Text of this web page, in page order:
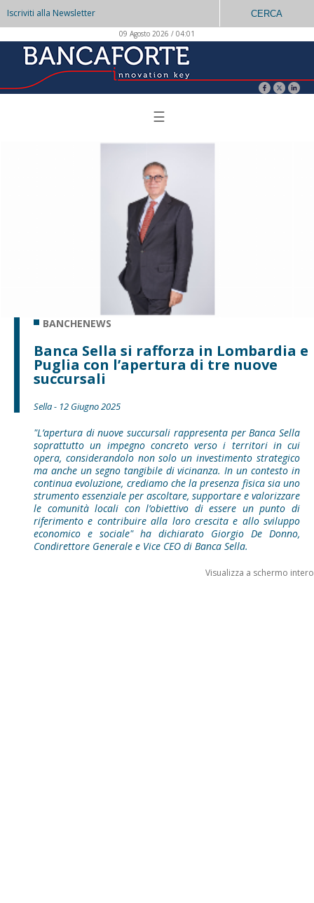
Iscriviti alla Newsletter CERCA
09 Agosto 2026 / 04:01
☰
BANCHENEWS
Banca Sella si rafforza in Lombardia e
Puglia con l’apertura di tre nuove
succursali
Sella - 12 Giugno 2025
"L’apertura di nuove succursali rappresenta per Banca Sella
soprattutto un impegno concreto verso i territori in cui
opera, considerandolo non solo un investimento strategico
ma anche un segno tangibile di vicinanza. In un contesto in
continua evoluzione, crediamo che la presenza fisica sia uno
strumento essenziale per ascoltare, supportare e valorizzare
le comunità locali con l’obiettivo di essere un punto di
riferimento e contribuire alla loro crescita e allo sviluppo
economico e sociale" ha dichiarato Giorgio De Donno,
Condirettore Generale e Vice CEO di Banca Sella.
Visualizza a schermo intero